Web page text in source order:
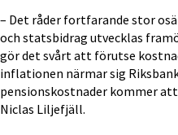
– Det råder fortfarande stor
och statsbidrag utvecklas
gör det svårt att förutse
inflationen närmar sig
pensionskostnader kommer
Niclas Liljefjäll.